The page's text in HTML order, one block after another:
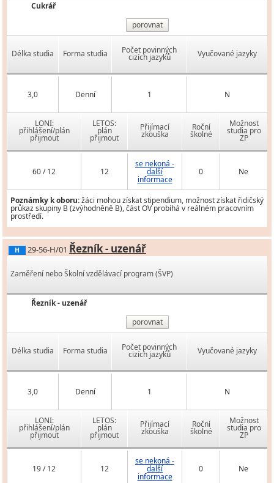
Cukrář
porovnat
Délka studia Forma studia Počet povinných
cizích jazyků Vyučované jazyky
3,0 Denní 1 N
LONI:
přihlášení/plán
přijmout
LETOS:
plán
přijmout
Přijímací
zkouška
Roční
školné
Možnost
studia pro
ZP
60 / 12 12
se nekoná -
další
informace
0 Ne
Poznámky k oboru:žáci mohou získat stipendium, možnost získat řidičský
průkaz skupiny B (zvýhodněně B), část OV probíhá v reálném pracovním
prostředí.
H 29-56-H/01 Řezník - uzenář
Zaměření nebo Školní vzdělávací program (ŠVP)
Řezník - uzenář
porovnat
Délka studia Forma studia Počet povinných
cizích jazyků Vyučované jazyky
3,0 Denní 1 N
LONI:
přihlášení/plán
přijmout
LETOS:
plán
přijmout
Přijímací
zkouška
Roční
školné
Možnost
studia pro
ZP
19 / 12 12
se nekoná -
další
informace
0 Ne